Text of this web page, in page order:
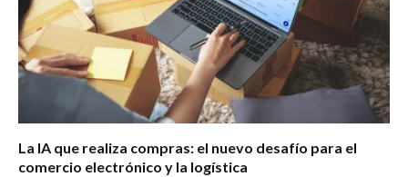
La IA que realiza compras: el nuevo desafío para el
comercio electrónico y la logística